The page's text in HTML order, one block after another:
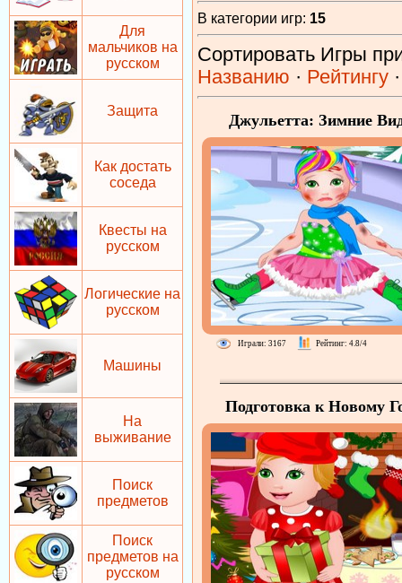
Для
мальчиков на
русском
Защита
Как достать
соседа
Квесты на
русском
Логические на
русском
Машины
На
выживание
Поиск
предметов
Поиск
предметов на
русском
В категории игр: 15
Сортировать Игры
Названию · Рейтингу
Джульетта: Зимние
Спорта
Играли: 3167 Рейтинг: 4.8/4
Подготовка к Новому